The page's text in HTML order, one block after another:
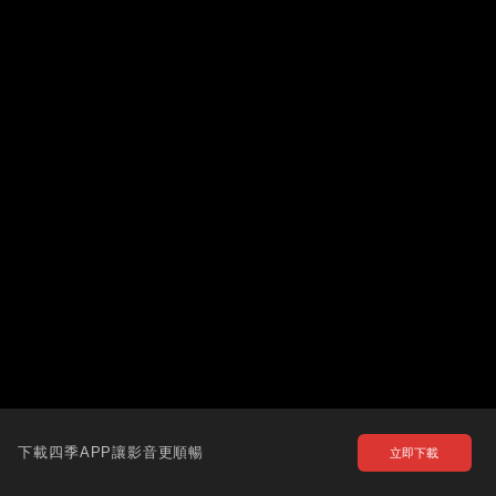
下載四季APP讓影音更順暢 立即下載